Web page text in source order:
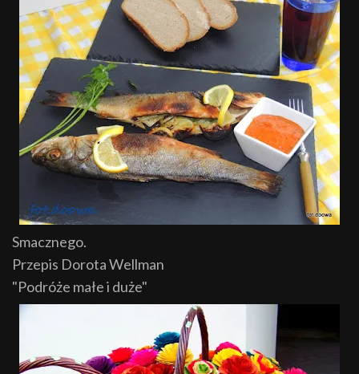
Smacznego.
Przepis Dorota Wellman
"Podróże małe i duże"